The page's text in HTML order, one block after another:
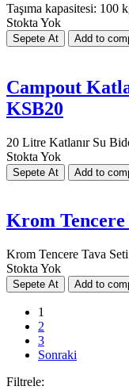
Taşıma kapasitesi: 100
Stokta Yok
Campout
KSB20
20 Litre Katlanır Su
Stokta Yok
Krom Tencere
Krom Tencere Tava Seti
Stokta Yok
1
2
3
Sonraki
Filtrele: